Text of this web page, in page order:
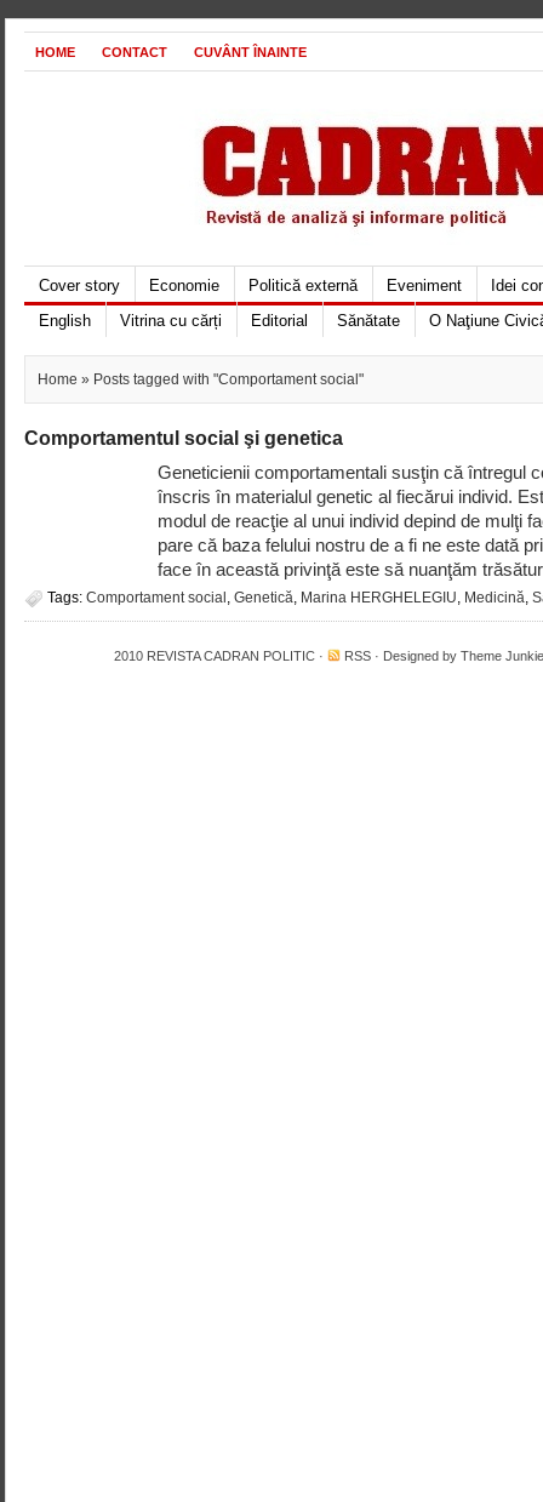
HOME CONTACT CUVÂNT ÎNAINTE
Cover story Economie Politică externă Eveniment
Idei
English
Vitrina cu cărți Editorial Sănătate O Naţiune
Home » Posts tagged with "Comportament social"
Comportamentul social şi genetica
Geneticienii comportamentali susţin că întregul
înscris în materialul genetic al fiecărui individ.
modul de reacţie al unui individ depind de mulţi
pare că baza felului nostru de a fi ne este dată
face în această privinţă este să nuanţăm
Tags: Comportament social , Genetică, Marina HERGHELEGIU, Medicină,
2010 REVISTA CADRAN POLITIC · RSS · Designed by Theme Junkie